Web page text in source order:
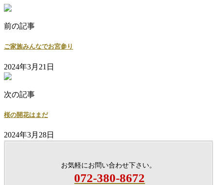
前の記事
ご家族みんなでお宮参り
2024年3月21日
次の記事
桜の開花はまだ
2024年3月28日
お気軽にお問い合わせ下さい。
072-380-8672